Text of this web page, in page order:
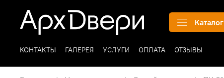
Каталог
КОНТАКТЫ ГАЛЕРЕЯ УСЛУГИ ОПЛАТА ОТЗЫВЫ